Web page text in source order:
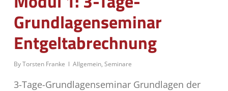
Grundlagenseminar
Entgeltabrechnung
ByTorsten Franke Allgemein, Seminare
3-Tage-Grundlagenseminar Grundlagen der